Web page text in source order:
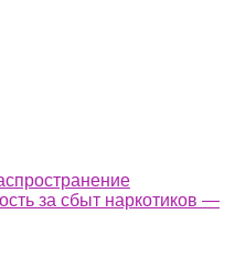
за сбыт наркотиков —